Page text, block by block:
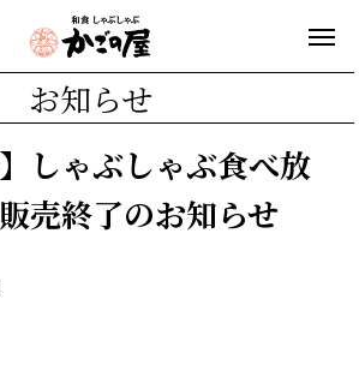
お知らせ
】しゃぶしゃぶ食べ放
売終了のお知らせ